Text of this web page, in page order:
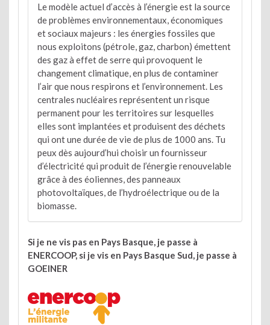
Le modèle actuel d’accès à l’énergie est la source
de problèmes environnementaux, économiques
et sociaux majeurs : les énergies fossiles que
nous exploitons (pétrole, gaz, charbon) émettent
des gaz à effet de serre qui provoquent le
changement climatique, en plus de contaminer
l’air que nous respirons et l’environnement. Les
centrales nucléaires représentent un risque
permanent pour les territoires sur lesquelles
elles sont implantées et produisent des déchets
qui ont une durée de vie de plus de 1000 ans. Tu
peux dès aujourd’hui choisir un fournisseur
d’électricité qui produit de l’énergie renouvelable
grâce à des éoliennes, des panneaux
photovoltaïques, de l’hydroélectrique ou de la
biomasse.
Si je ne vis pas en Pays Basque, je passe à
ENERCOOP, si je vis en Pays Basque Sud, je passe à
GOEINER